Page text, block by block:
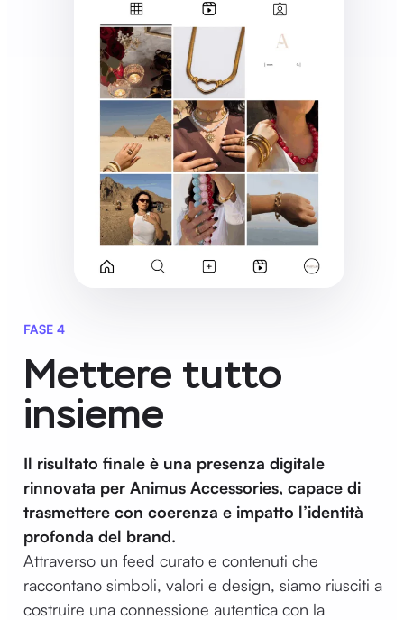
FASE 4
Mettere tutto
insieme
Il risultato finale è una presenza digitale
rinnovata per Animus Accessories, capace di
trasmettere con coerenza e impatto l’identità
profonda del brand.
Attraverso un feed curato e contenuti che
raccontano simboli, valori e design, siamo riusciti a
costruire una connessione autentica con la